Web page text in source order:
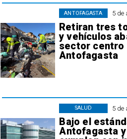
5 de
Retiran tres
y vehículos
sector centro
Antofagasta
ANTOFAGASTA
5 de
Bajo el
Antofagasta y
SALUD